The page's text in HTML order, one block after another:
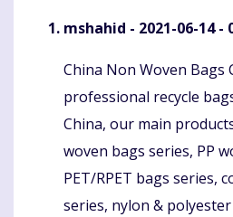
mshahid - 2021-06-14 -
Komentaras
China Non Woven Bags
professional recycle
China, our main
woven bags series, PP
PET/RPET bags series,
series, nylon &